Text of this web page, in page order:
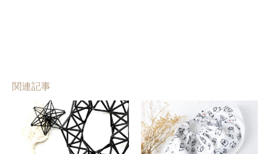
関連記事